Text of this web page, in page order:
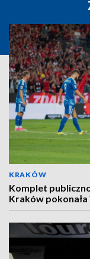
KRAKÓW
Komplet
Kraków pokonała